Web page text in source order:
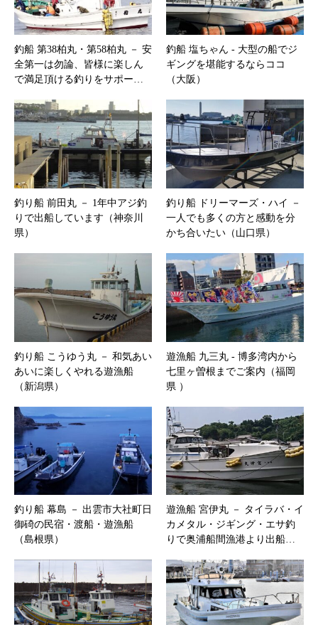
釣船 第38柏丸・第58柏丸 － 安
全第一は勿論、皆様に楽しん
で満足頂ける釣りをサポー…
釣船 塩ちゃん ‐ 大型の船でジ
ギングを堪能するならココ
（大阪）
釣り船 前田丸 － 1年中アジ釣
りで出船しています（神奈川
県）
釣り船 ドリーマーズ・ハイ －
一人でも多くの方と感動を分
かち合いたい（山口県）
釣り船 こうゆう丸 － 和気あい
あいに楽しくやれる遊漁船
（新潟県）
遊漁船 九三丸 ‐ 博多湾内から
七里ヶ曽根までご案内（福岡
県 ）
釣り船 幕島 － 出雲市大社町日
御碕の民宿・渡船・遊漁船
（島根県）
遊漁船 宮伊丸 － タイラバ・イ
カメタル・ジギング・エサ釣
りで奥浦船間漁港より出船…